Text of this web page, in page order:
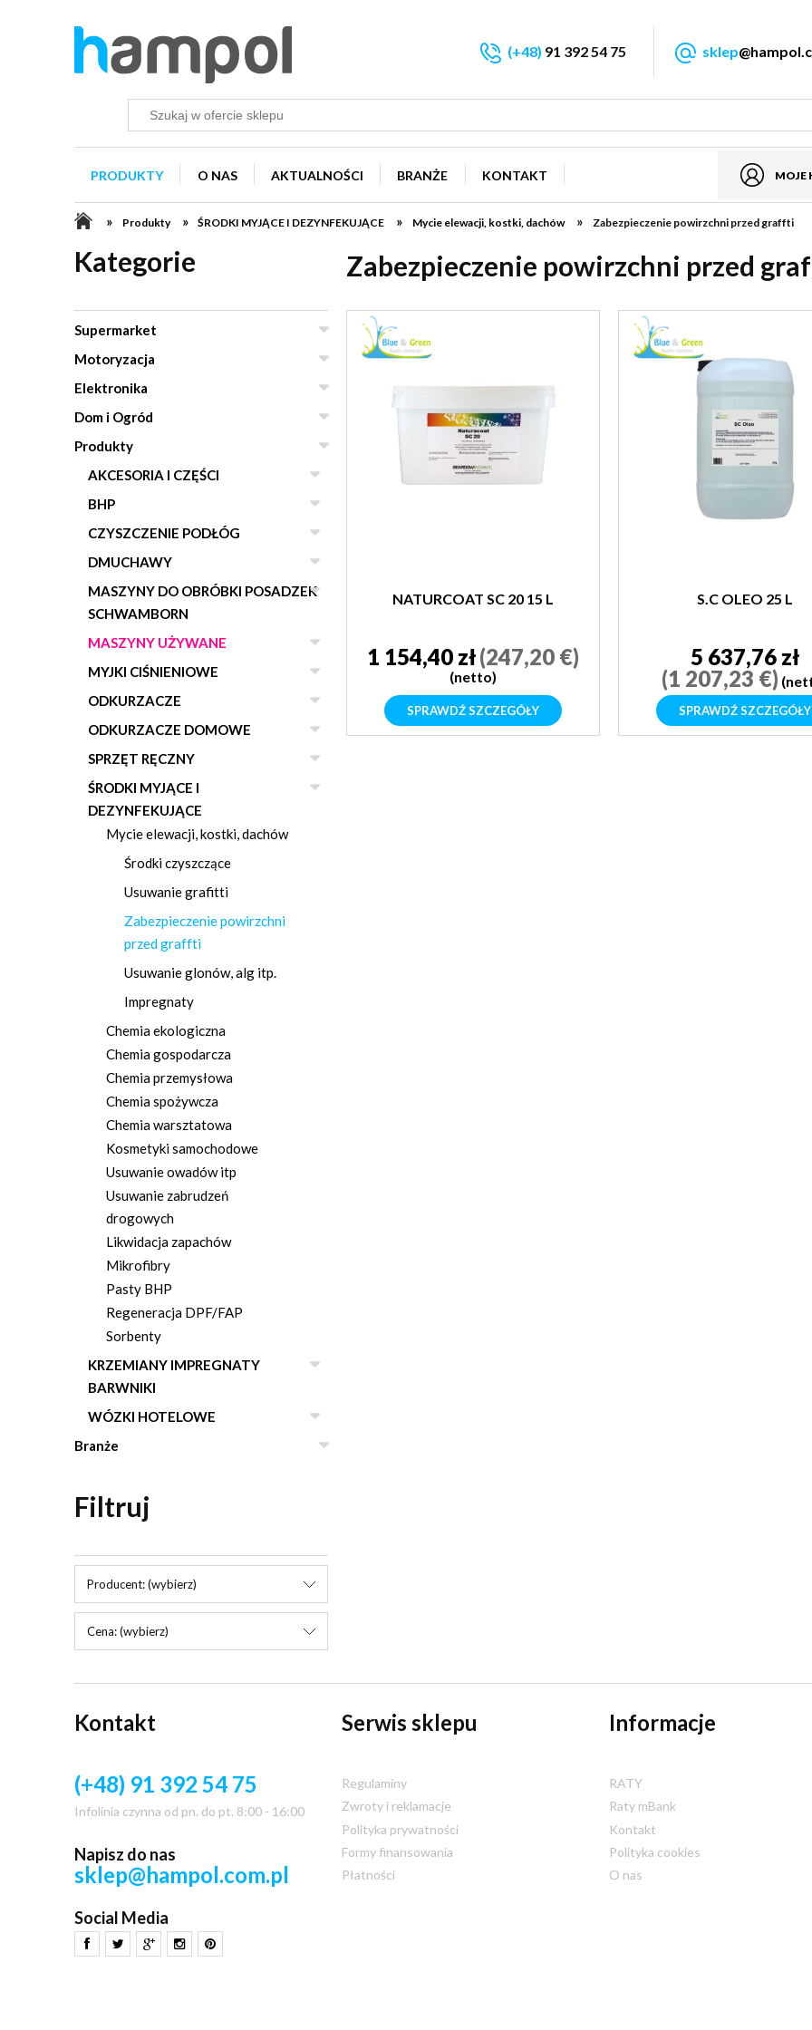
MOJE
(+48) 91 392 54 75 sklep
PRODUKTY O NAS AKTUALNOŚCI BRANŻE KONTAKT
» Produkty » ŚRODKI MYJĄCE I DEZYNFEKUJĄCE » Mycie elewacji, kostki, dachów » Zabezpieczenie powirzchni przed graffti
Kategorie
Supermarket
Motoryzacja
Elektronika
Dom i Ogród
Produkty
AKCESORIA I CZĘŚCI
BHP
CZYSZCZENIE PODŁÓG
DMUCHAWY
MASZYNY DO OBRÓBKI POSADZEK
SCHWAMBORN
MASZYNY UŻYWANE
MYJKI CIŚNIENIOWE
ODKURZACZE
ODKURZACZE DOMOWE
SPRZĘT RĘCZNY
ŚRODKI MYJĄCE I
DEZYNFEKUJĄCE
Mycie elewacji, kostki, dachów
Środki czyszczące
Usuwanie grafitti
Zabezpieczenie powirzchni
przed graffti
Usuwanie glonów, alg itp.
Impregnaty
Chemia ekologiczna
Chemia gospodarcza
Chemia przemysłowa
Chemia spożywcza
Chemia warsztatowa
Kosmetyki samochodowe
Usuwanie owadów itp
Usuwanie zabrudzeń
drogowych
Likwidacja zapachów
Mikrofibry
Pasty BHP
Regeneracja DPF/FAP
Sorbenty
KRZEMIANY IMPREGNATY
BARWNIKI
WÓZKI HOTELOWE
Branże
Filtruj
Producent: (wybierz)
Cena: (wybierz)
Zabezpieczenie powirzchni przed
NATURCOAT SC 20 15 L
1 154,40 zł(247,20 €)
(netto)
SPRAWDŹ SZCZEGÓŁY
S.C OLEO 25 L
5 637,76 zł
(1 207,23 €)
SPRAWDŹ SZCZEGÓŁY
Kontakt
(+48) 91 392 54 75
Infolinia czynna od pn. do pt. 8:00 - 16:00
Napisz do nas
sklep@hampol.com.pl
Social Media
Serwis sklepu
Regulaminy
Zwroty i reklamacje
Polityka prywatności
Formy finansowania
Płatności
Informacje
RATY
Raty mBank
Kontakt
Polityka cookies
O nas